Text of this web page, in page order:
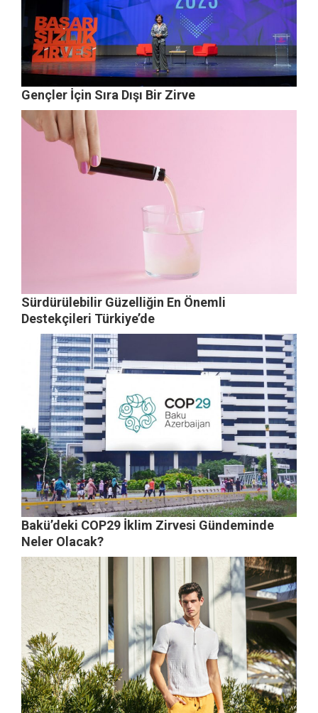
Gençler İçin Sıra Dışı Bir Zirve
Sürdürülebilir Güzelliğin En Önemli
Destekçileri Türkiye’de
Bakü’deki COP29 İklim Zirvesi Gündeminde
Neler Olacak?